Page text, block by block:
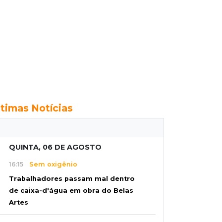
Notícias
QUINTA, 06 DE AGOSTO
16:15 Sem oxigênio
Trabalhadores passam mal dentro
de caixa-d'água em obra do Belas
Artes